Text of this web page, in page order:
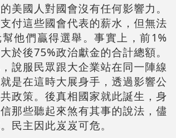
美國人對國會沒有任何影響力。
付這些國會代表的薪水，但無法
他們贏得選舉。事實上，前1%
於後75%政治獻金的合計總額。
說服民眾跟大企業站在同一陣線
是在這時大展身手，透過影響公
政策。後真相國家就此誕生，身
那些聽起來煞有其事的說法，儘
民主因此岌岌可危。